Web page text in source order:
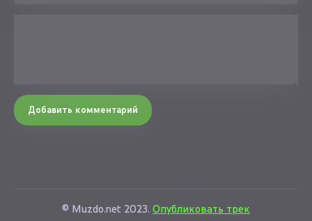
Добавить комментарий
© Muzdo.net 2023. Опубликовать трек